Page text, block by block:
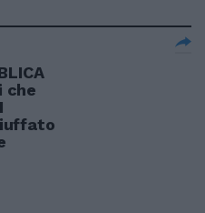
che